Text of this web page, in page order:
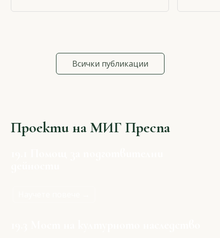
Всички публикации
Проекти на МИГ Преспа